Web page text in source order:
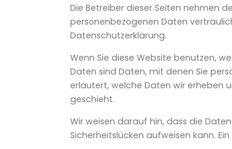
Die Betreiber dieser Seiten nehmen
personenbezogenen Daten
Datenschutzerklärung.
Wenn Sie diese Website benutzen,
Daten sind Daten, mit denen Sie
erläutert, welche Daten wir erheben
geschieht.
Wir weisen darauf hin, dass die
Sicherheitslücken aufweisen kann.